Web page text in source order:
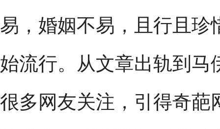
易，婚姻不易，且行且珍
始流行。从文章出轨到马
很多网友关注，引得奇葩